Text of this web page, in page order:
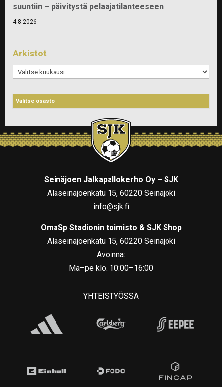
suuntiin – päivitystä pelaajatilanteeseen
4.8.2026
Arkistot
Arkistot
Seinäjoen Jalkapallokerho Oy – SJK
Alaseinäjoenkatu 15, 60220 Seinäjoki
info@sjk.fi
OmaSp Stadionin toimisto & SJK Shop
Alaseinäjoenkatu 15, 60220 Seinäjoki
Avoinna:
Ma–pe klo. 10:00–16:00
YHTEISTYÖSSÄ